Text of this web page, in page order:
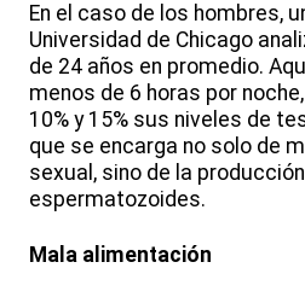
En el caso de los hombres,
Universidad de Chicago
de 24 años en promedio.
menos de 6 horas por
10% y 15% sus niveles de
que se encarga no solo de
sexual, sino de la
espermatozoides.
Mala alimentación